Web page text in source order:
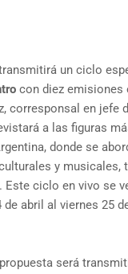
un ciclo
con diez emisiones
corresponsal en jefe
a las figuras
donde se
y musicales,
Este ciclo en vivo se
de abril al viernes 25
será